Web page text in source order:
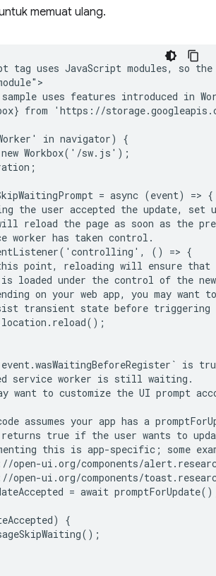
memuat ulang.
tag uses JavaScript modules, so
uses features introduced in
from 'https://
in navigator) {
Workbox('/sw.js');
= async (event) => {
the user accepted the update, set
reload the page as soon as the
worker has taken control.
() => {
point, reloading will ensure that
loaded under the control of the
on your web app, you may want
transient state before triggering
is
service worker is still waiting.
want to customize the UI prompt
assumes your app has a
true if the user wants to
this is app-specific; some
open-ui.org/components/
open-ui.org/components/
= await
{